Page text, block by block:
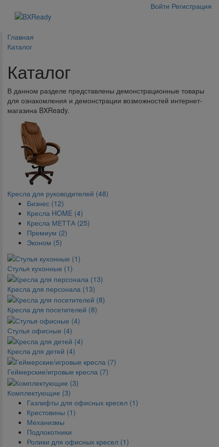
Войти Регистрация
Главная
Каталог
Каталог
В данном разделе представлены демонстрационные товары
для ознакомления и демонстрации возможностей интернет-
магазина BXReady.
Кресла для руководителей (48)
Бизнес (12)
Кресла HOME (4)
Кресла МЕТТА (25)
Премиум (2)
Эконом (5)
Стулья кухонные (1)
Кресла для персонала (13)
Кресла для посетителей (8)
Стулья офисные (4)
Кресла для детей (4)
Геймерские/игровые кресла (7)
Комплектующие (3)
Газлифты для офисных кресел (1)
Крестовины (1)
Механизмы
Подлокотники
Ролики для офисных кресел (1)